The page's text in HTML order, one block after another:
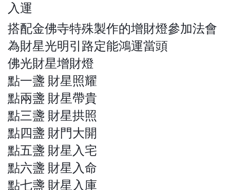
入運
搭配金佛寺特殊製作的增財燈參加法會
為財星光明引路定能鴻運當頭
佛光財星增財燈
點一盞 財星照耀
點兩盞 財星帶貴
點三盞 財星拱照
點四盞 財門大開
點五盞 財星入宅
點六盞 財星入命
點七盞 財星入庫